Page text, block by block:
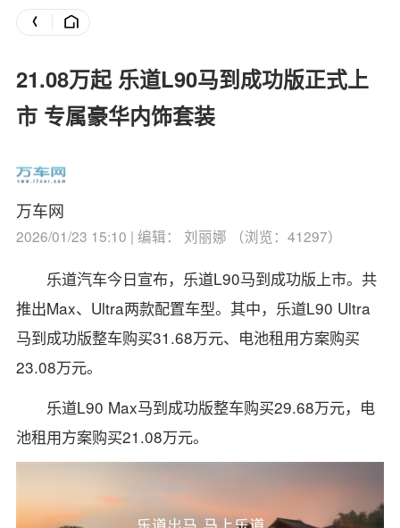
21.08万起 乐道L90马到成功版正式上
市 专属豪华内饰套装
万车网
2026/01/23 15:10 | 编辑： 刘丽娜 （浏览：41297）
乐道汽车今日宣布，乐道L90马到成功版上市。共
推出Max、Ultra两款配置车型。 其中，乐道L90 Ultra
马到成功版整车购买31.68万元、电池租用方案购买
23.08万元。
乐道L90 Max马到成功版整车购买29.68万元，电
池租用方案购买21.08万元。